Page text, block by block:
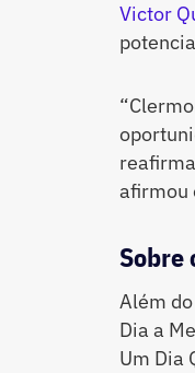
Victor
afirmou
Sobre
Além
Dia a
Um Dia